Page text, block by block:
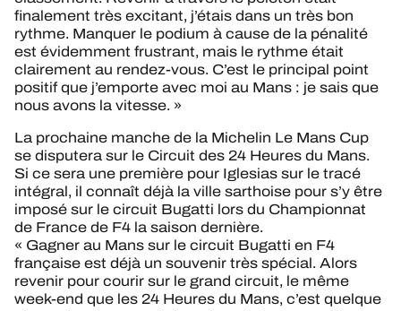
finalement très excitant, j’étais dans un très bon
rythme. Manquer le podium à cause de la pénalité
est évidemment frustrant, mais le rythme était
clairement au rendez-vous. C’est le principal point
positif que j’emporte avec moi au Mans : je sais que
nous avons la vitesse. »
La prochaine manche de la Michelin Le Mans Cup
se disputera sur le Circuit des 24 Heures du Mans.
Si ce sera une première pour Iglesias sur le tracé
intégral, il connaît déjà la ville sarthoise pour s’y être
imposé sur le circuit Bugatti lors du Championnat
de France de F4 la saison dernière.
« Gagner au Mans sur le circuit Bugatti en F4
française est déjà un souvenir très spécial. Alors
revenir pour courir sur le grand circuit, le même
week-end que les 24 Heures du Mans, c’est quelque